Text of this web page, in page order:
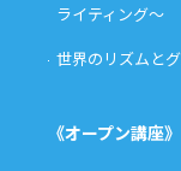
ライティング〜
世界のリズムと
《オープン講座》